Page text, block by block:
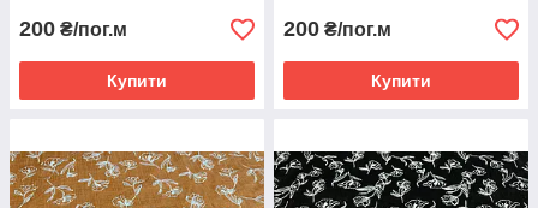
200 ₴/пог.м
Купити
200 ₴/пог.м
Купити